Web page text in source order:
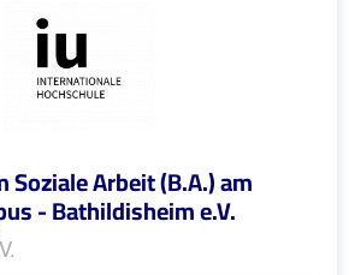
Soziale Arbeit (B.A.) am
- Bathildisheim e.V.